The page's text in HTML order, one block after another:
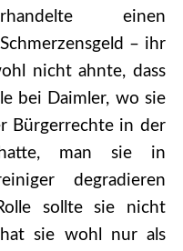
einen
– ihr
nicht ahnte, dass
bei Daimler, wo sie
Bürgerrechte in der
man sie in
degradieren
sollte sie nicht
sie wohl nur als